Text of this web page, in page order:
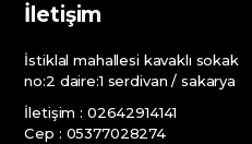
İletişim
İstiklal mahallesi kavaklı sokak
no:2 daire:1 serdivan / sakarya
İletişim : 02642914141
Cep : 05377028274